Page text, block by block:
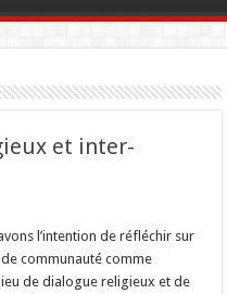
et inter-
l’intention de réfléchir sur
communauté comme
de dialogue religieux et de